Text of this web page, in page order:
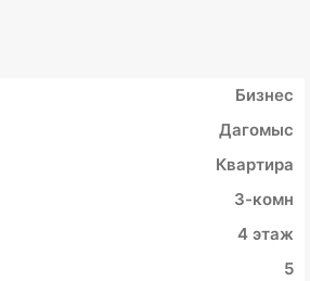
Бизнес
Дагомыс
Квартира
3-комн
4 этаж
5